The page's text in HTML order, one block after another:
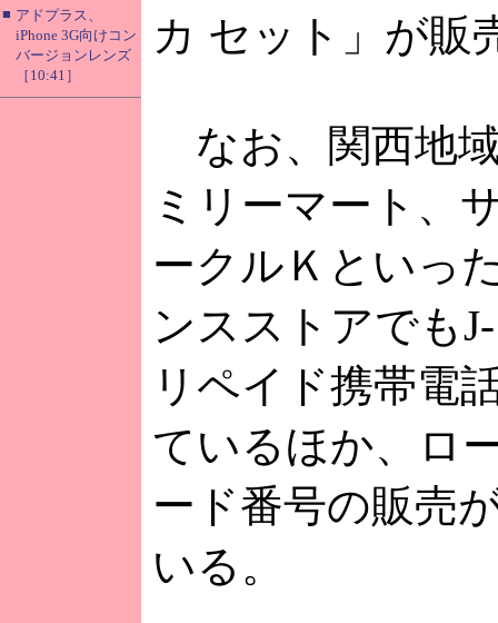
■ アドプラス、
iPhone 3G向けコン
バージョンレンズ
［10:41］
カ セット」が販
なお、関西地
ミリーマート、
ークルＫといっ
ンスストアでも
リペイド携帯電
ているほか、ロ
ード番号の販売
いる。